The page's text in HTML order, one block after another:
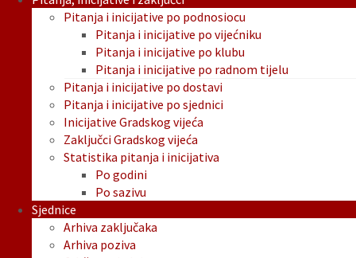
Pitanja i inicijative po podnosiocu
Pitanja i inicijative po vijećniku
Pitanja i inicijative po klubu
Pitanja i inicijative po radnom tijelu
Pitanja i inicijative po dostavi
Pitanja i inicijative po sjednici
Inicijative Gradskog vijeća
Zaključci Gradskog vijeća
Statistika pitanja i inicijativa
Po godini
Po sazivu
Sjednice
Arhiva zaključaka
Arhiva poziva